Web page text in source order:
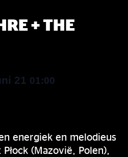
+ THE
21 01:00
energiek en melodieus
(Mazovië, Polen),